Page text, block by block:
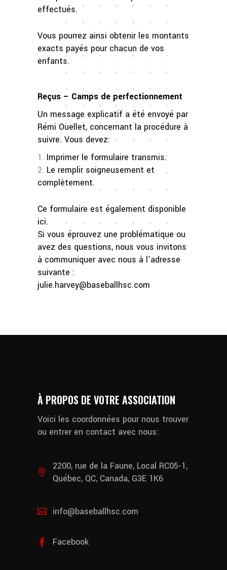
effectués.
Vous pourrez ainsi obtenir les montants
exacts payés pour chacun de vos
enfants.
Reçus – Camps de perfectionnement
Un message explicatif a été envoyé par
Rémi Ouellet, concernant la procédure à
suivre. Vous devez:
Imprimer le formulaire transmis.
Le remplir soigneusement et
complètement.
Ce formulaire est également disponible
ici.
Si vous éprouvez une problématique ou
avez des questions, nous vous invitons
à communiquer avec nous à l’adresse
suivante :
julie.harvey@baseballhsc.com
À PROPOS DE VOTRE ASSOCIATION
Voici les coordonnées pour nous trouver
ou entrer en contact avec nous:
2200, rue de la Faune, Local RC05-1,
Québec, QC, Canada, G3E 1K6
info@baseballhsc.com
Facebook